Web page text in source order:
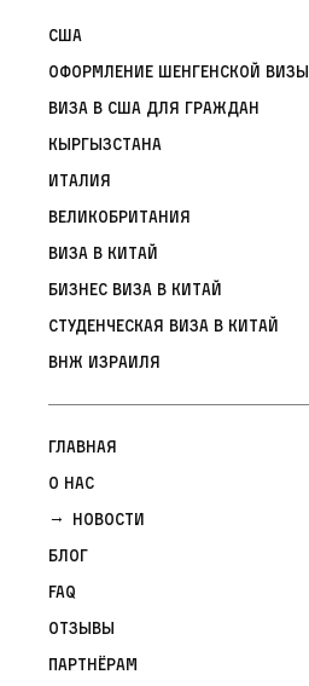
США
Оформление шенгенской визы
Виза в США для граждан
Кыргызстана
Италия
Великобритания
Виза в Китай
Бизнес виза в Китай
Студенческая виза в Китай
ВНЖ Израиля
Главная
О нас
Новости
Блог
FAQ
Отзывы
Партнёрам